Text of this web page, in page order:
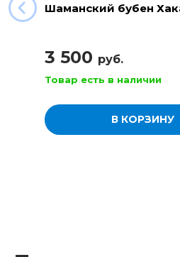
Шаманский бубен
3 500 руб.
Товар есть в наличии
В КОРЗИНУ